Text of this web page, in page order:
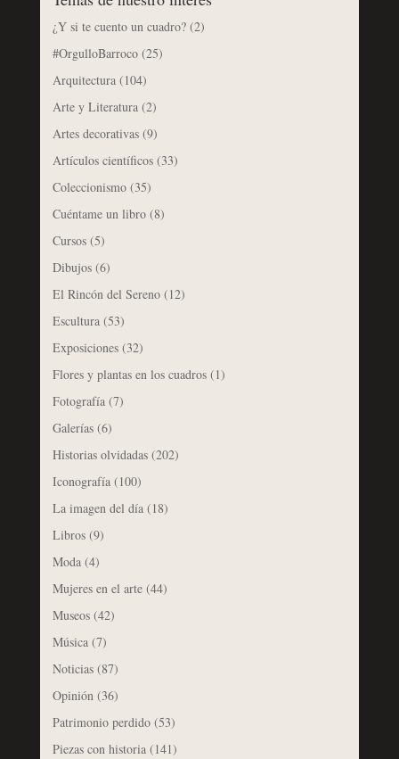
¿Y si te cuento un cuadro?(2)
#OrgulloBarroco(25)
Arquitectura(104)
Arte y Literatura(2)
Artes decorativas(9)
Artículos científicos(33)
Coleccionismo(35)
Cuéntame un libro(8)
Cursos(5)
Dibujos(6)
El Rincón del Sereno(12)
Escultura(53)
Exposiciones(32)
Flores y plantas en los cuadros(1)
Fotografía(7)
Galerías(6)
Historias olvidadas(202)
Iconografía(100)
La imagen del día(18)
Libros(9)
Moda(4)
Mujeres en el arte(44)
Museos(42)
Música(7)
Noticias(87)
Opinión (36)
Patrimonio perdido(53)
Piezas con historia(141)